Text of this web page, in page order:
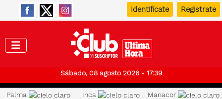
Identifícate Registrate
Sábado, 08 agosto 2026 - 17:39
Palma Inca Manacor